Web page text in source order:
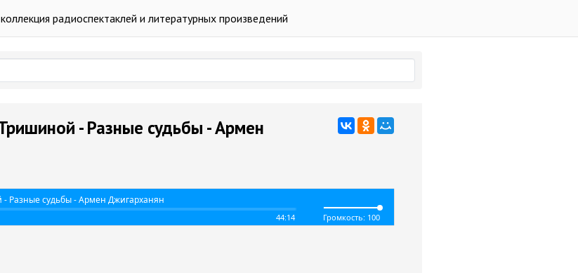
радиоспектаклей и литературных произведений
- Разные судьбы - Армен
Разные судьбы - Армен Джигарханян
44:14 Громкость: 100